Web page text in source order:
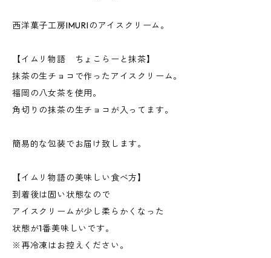
西洋菓子工房IMURIのアイスクリーム。
【イムリ物語 ちょこらーと抹茶】
抹茶の生チョコで作ったアイスクリーム。
福岡の八女茶を使用。
角切りの抹茶の生チョコが入ってます。
簡易的な包装でお届け致します。
【イムリ物語の美味しい食べ方】
到着後は固い状態なので
アイスクリームが少し柔らかくなった
状態が1番美味しいです。
※再冷凍はお控えください。